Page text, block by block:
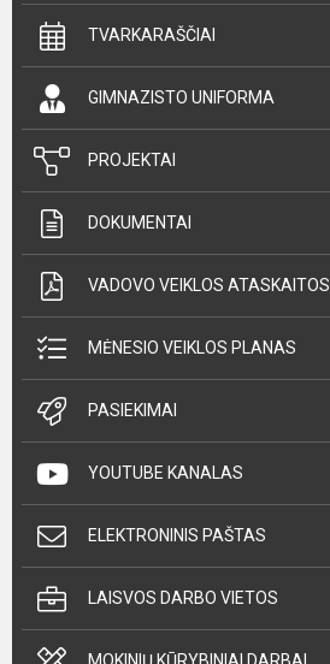
TVARKARAŠČIAI
GIMNAZISTO UNIFORMA
PROJEKTAI
DOKUMENTAI
VADOVO VEIKLOS ATASKAITOS
MĖNESIO VEIKLOS PLANAS
PASIEKIMAI
YOUTUBE KANALAS
ELEKTRONINIS PAŠTAS
LAISVOS DARBO VIETOS